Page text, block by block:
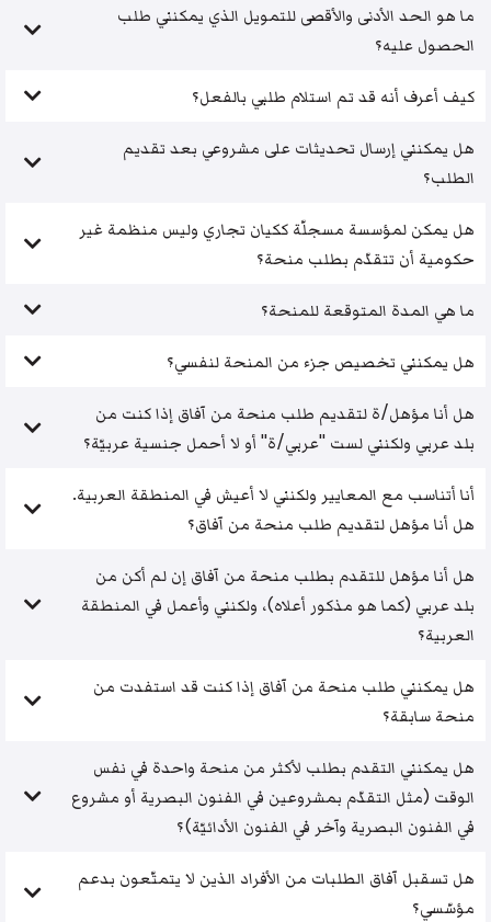
ما هو الحد الأدنى والأقصى للتمويل الذي يمكنني طلب
الحصول عليه؟
كيف أعرف أنه قد تم استلام طلبي بالفعل؟
هل يمكنني إرسال تحديثات على مشروعي بعد تقديم
الطلب؟
هل يمكن لمؤسسة مسجلّة ككيان تجاري وليس منظمة غير
حكومية أن تتقدّم بطلب منحة؟
ما هي المدة المتوقعة للمنحة؟
هل يمكنني تخصيص جزء من المنحة لنفسي؟
هل أنا مؤهل/ة لتقديم طلب منحة من آفاق إذا كنت من
بلد عربي ولكنني لست "عربي/ة" أو لا أحمل جنسية عربيّة؟
أنا أتناسب مع المعايير ولكنني لا أعيش في المنطقة العربية.
هل أنا مؤهل لتقديم طلب منحة من آفاق؟
هل أنا مؤهل للتقدم بطلب منحة من آفاق إن لم أكن من
بلد عربي (كما هو مذكور أعلاه)، ولكنني وأعمل في المنطقة
العربية؟
هل يمكنني طلب منحة من آفاق إذا كنت قد استفدت من
منحة سابقة؟
هل يمكنني التقدم بطلب لأكثر من منحة واحدة في نفس
الوقت (مثل التقدّم بمشروعين في الفنون البصرية أو مشروع
في الفنون البصرية وآخر في الفنون الأدائيّة)؟
هل تسقبل آفاق الطلبات من الأفراد الذين لا يتمتّعون بدعم
مؤسّسي؟